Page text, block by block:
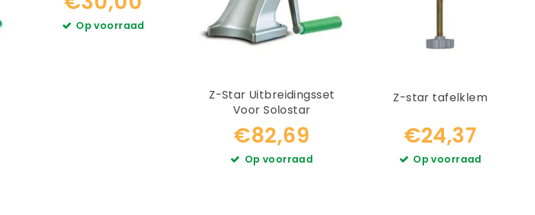
Op voorraad
Z-Star Uitbreidingsset
Voor Solostar
€82,69
Op voorraad
Z-star tafelklem
€24,37
Op voorraad